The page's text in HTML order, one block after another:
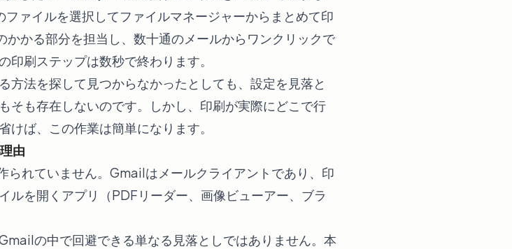
ァイルを選択してファイルマネージャーからまとめて印
かかる部分を担当し、数十通のメールからワンクリックで
刷ステップは数秒で終わります。
方法を探して見つからなかったとしても、設定を見落と
そも存在しないのです。しかし、印刷が実際にどこで行
ば、この作業は簡単になります。
由
れていません。Gmailはメールクライアントであり、印
ルを開くアプリ（PDFリーダー、画像ビューアー、ブラ
の中で回避できる単なる見落としではありません。本